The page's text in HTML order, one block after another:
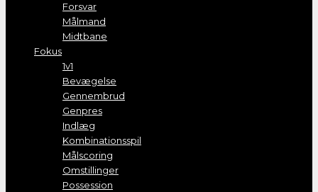
Forsvar
Målmand
Midtbane
Fokus
1v1
Bevægelse
Gennembrud
Genpres
Indlæg
Kombinationsspil
Målscoring
Omstillinger
Possession